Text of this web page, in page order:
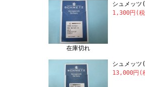
在庫切れ
シュメッ
1,300円(
シュメッ
13,000円(